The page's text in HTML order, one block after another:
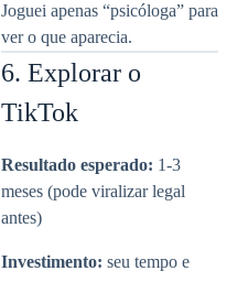
Joguei apenas “psicóloga” para
ver o que aparecia.
6. Explorar o
TikTok
Resultado esperado: 1-3
meses (pode viralizar legal
antes)
Investimento: seu tempo e